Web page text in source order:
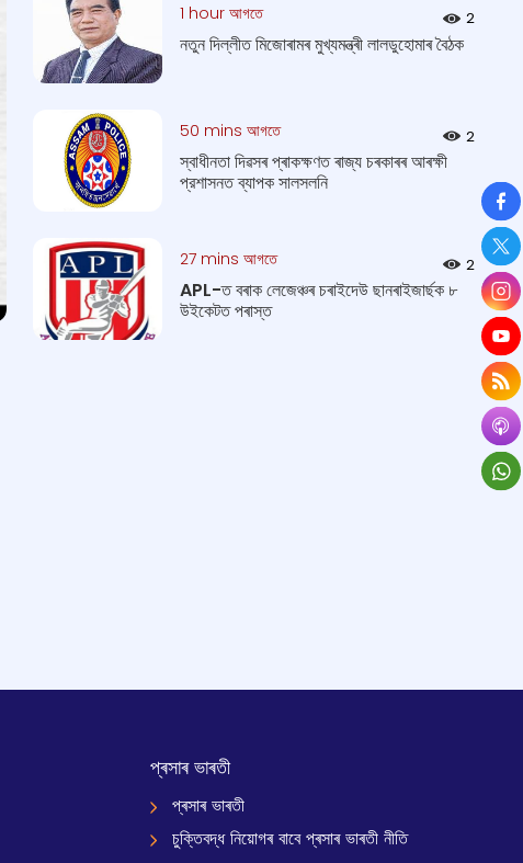
1 hour আগতে 2
নতুন দিল্লীত মিজোৰামৰ মুখ্যমন্ত্ৰী লালডুহোমাৰ বৈঠক
50 mins আগতে 2
স্বাধীনতা দিৱসৰ প্ৰাকক্ষণত ৰাজ্য চৰকাৰৰ আৰক্ষী
প্রশাসনত ব্যাপক সালসলনি
27 mins আগতে 2
APL-ত বৰাক লেজেঞ্চৰ চৰাইদেউ ছানৰাইজাৰ্ছক ৮
উইকেটত পৰাস্ত
প্ৰসাৰ ভাৰতী
প্ৰসাৰ ভাৰতী
চুক্তিবদ্ধ নিয়োগৰ বাবে প্ৰসাৰ ভাৰতী নীতি